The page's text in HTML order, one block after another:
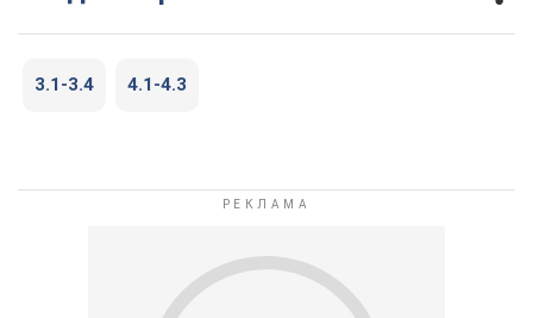
3.1-3.4 4.1-4.3